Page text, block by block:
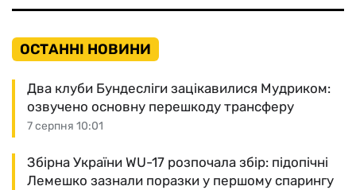
ОСТАННІ НОВИНИ
7 серпня 10:01
Два клуби Бундесліги зацікавилися Мудриком:
озвучено основну перешкоду трансферу
Збірна України WU-17 розпочала збір: підопічні
Лемешко зазнали поразки у першому спарингу